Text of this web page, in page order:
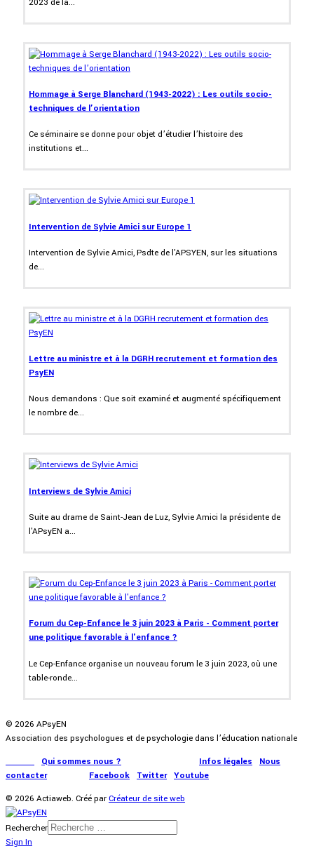
Hommage à Serge Blanchard (1943-2022) : Les outils socio-
techniques de l’orientation
Ce séminaire se donne pour objet d’étudier l’histoire des
institutions et...
Intervention de Sylvie Amici sur Europe 1
Intervention de Sylvie Amici, Psdte de l'APSYEN, sur les situations
de...
Lettre au ministre et à la DGRH recrutement et formation des
PsyEN
Nous demandons : Que soit examiné et augmenté spécifiquement
le nombre de...
Interviews de Sylvie Amici
Suite au drame de Saint-Jean de Luz, Sylvie Amici la présidente de
l'APsyEN a...
Forum du Cep-Enfance le 3 juin 2023 à Paris - Comment porter
une politique favorable à l'enfance ?
Le Cep-Enfance organise un nouveau forum le 3 juin 2023, où une
table-ronde...
© 2026 APsyEN
Association des psychologues et de psychologie dans l’éducation nationale
Qui sommes nous ? Infos légales
Nous
contacter| Facebook Twitter| Youtube
© 2026 Actiaweb. Créé parCréateur de site web
Rechercher
Sign In